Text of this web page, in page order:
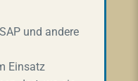
und andere
Einsatz